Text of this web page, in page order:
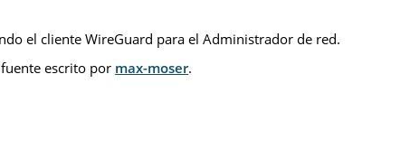
el cliente WireGuard para el Administrador de red.
escrito por max-moser.